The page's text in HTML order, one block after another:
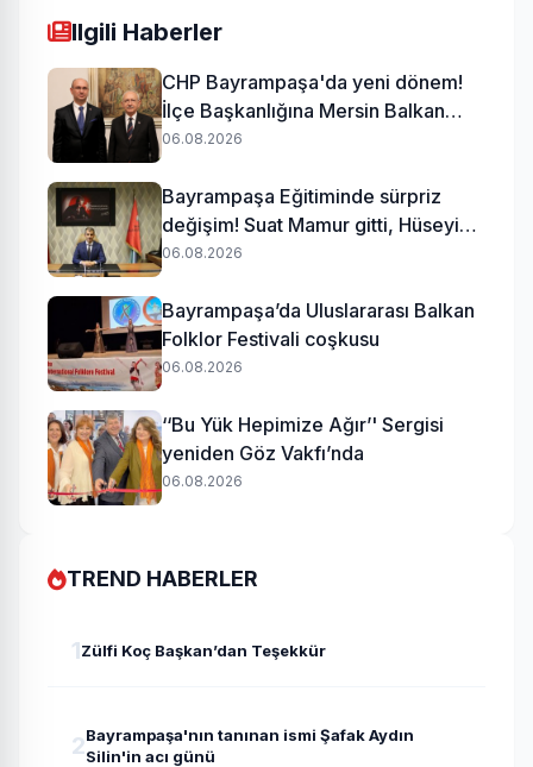
Ilgili Haberler
CHP Bayrampaşa'da yeni dönem!
İlçe Başkanlığına Mersin Balkan
atandı
06.08.2026
Bayrampaşa Eğitiminde sürpriz
değişim! Suat Mamur gitti, Hüseyin
Aydın geldi
06.08.2026
Bayrampaşa’da Uluslararası Balkan
Folklor Festivali coşkusu
06.08.2026
‘‘Bu Yük Hepimize Ağır’' Sergisi
yeniden Göz Vakfı’nda
06.08.2026
TREND HABERLER
1Zülfi Koç Başkan’dan Teşekkür
2Bayrampaşa'nın tanınan ismi Şafak Aydın
Silin'in acı günü